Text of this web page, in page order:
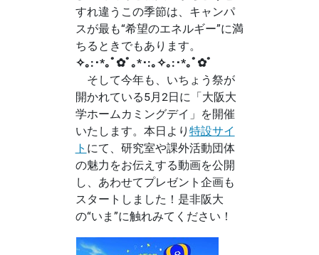
すれ違うこの季節は、キャンパ
スが最も“希望のエネルギー”に満
ちるときでもあります。
✧｡:･*｡ﾟ✿ﾟ｡*･:｡✧｡:･*｡ﾟ✿ﾟ
そして今年も、いちょう祭が
開かれている5月2日に「大阪大
学ホームカミングデイ」を開催
いたします。本日より 特設サイ
ト にて、研究室や課外活動団体
の魅力をお伝えする動画を公開
し、あわせてプレゼント企画も
スタートしました！是非阪大
の“いま”に触れみてください！